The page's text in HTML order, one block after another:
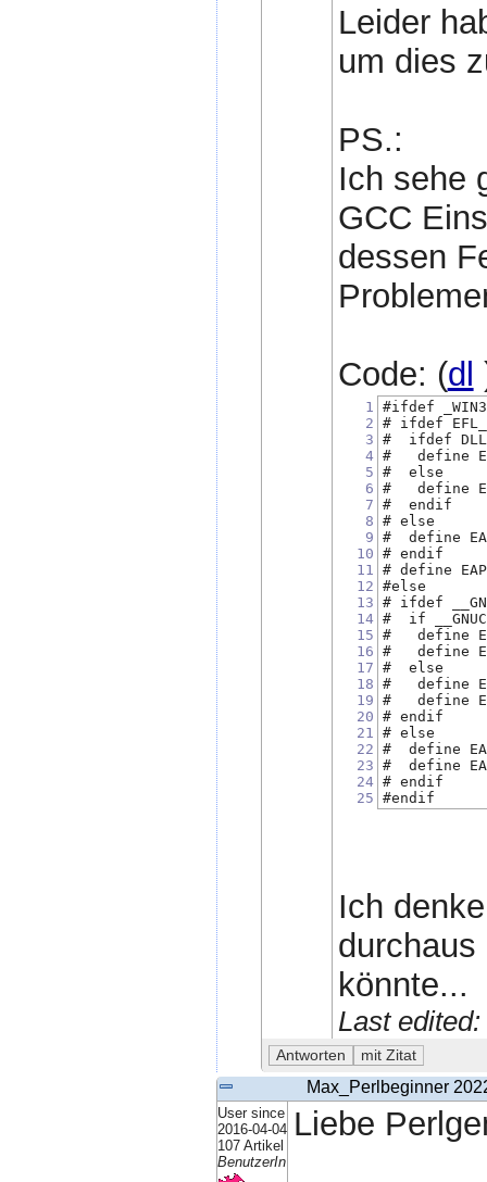
Leider
um dies
PS.:
Ich sehe
GCC
dessen
Code: (dl
1
2
3
4
5
6
7
8
9
10
11
12
13
14
15
16
17
18
19
20
21
22
23
24
25
#ifdef
# ifdef
#  ifdef
#   define
#  else
#   define
#  endif
# else
#  define
# endif
# define
#else
# ifdef
#  if
#   define
#   define
#  else
#   define
#   define
# endif
# else
#  define
#  define
# endif
#endif
Ich
könnte...
Last
Max_Perlbeginner
User since
2016-04-04
107 Artikel
BenutzerIn
Liebe